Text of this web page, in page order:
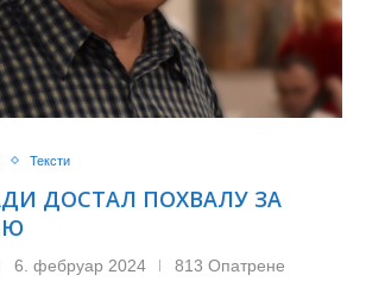
Тексти
ДОСТАЛ ПОХВАЛУ ЗА
6. фебруар 2024 813 Опатрене